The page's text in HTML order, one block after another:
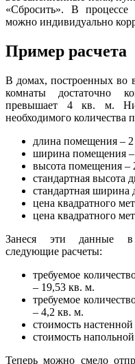
«Сбросить». В
можно индивидуально
Пример расчета
В домах, построенных во
комнаты достаточно
превышает 4 кв. м.
необходимого
длина помещения –
ширина помещения
высота помещения –
стандартная высота
стандартная ширина
цена квадратного
цена квадратного
Занеся эти данные в
следующие расчеты:
требуемое
– 19,53 кв. м.
требуемое
– 4,2 кв. м.
стоимость
стоимость
Теперь можно смело